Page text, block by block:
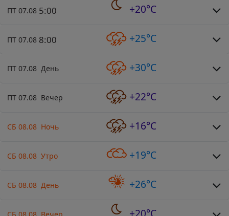
ПТ 07.08 5:00 +20°C
ПТ 07.08 8:00 +25°C
ПТ 07.08 День +30°C
ПТ 07.08 Вечер +22°C
СБ 08.08 Ночь +16°C
СБ 08.08 Утро +19°C
СБ 08.08 День +26°C
СБ 08.08 Вечер +20°C